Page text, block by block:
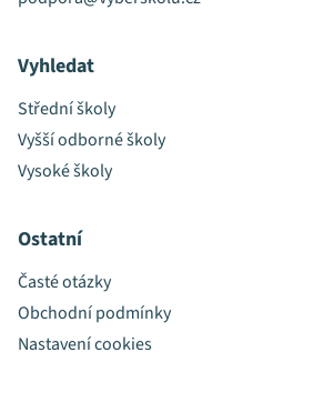
Vyhledat
Střední školy
Vyšší odborné školy
Vysoké školy
Ostatní
Časté otázky
Obchodní podmínky
Nastavení cookies